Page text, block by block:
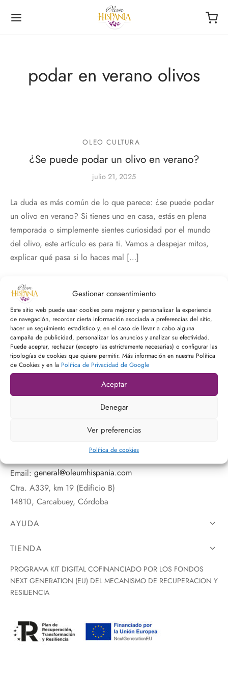
Gestionar consentimiento
Este sitio web puede usar cookies para mejorar y personalizar la experiencia
de navegación, recordar cierta información asociada a preferencias del sitio,
hacer un seguimiento estadístico y, en el caso de llevar a cabo alguna
campaña de publicidad, personalizar los anuncios y analizar su efectividad.
Puede aceptar, rechazar (excepto las estrictamente necesarias) o configurar las
tipologías de cookies que quiere permitir. Más información en nuestra Política
de Cookies y en la Política de Privacidad de Google
Aceptar
Denegar
Ver preferencias
Política de cookies
podar en verano olivos
OLEO CULTURA
¿Se puede podar un olivo en verano?
julio 21, 2025
La duda es más común de lo que parece: ¿se puede podar
un olivo en verano? Si tienes uno en casa, estás en plena
temporada o simplemente sientes curiosidad por el mundo
del olivo, este artículo es para ti. Vamos a despejar mitos,
explicar qué pasa si lo haces mal […]
Ver más
Email: general@oleumhispania.com
Ctra. A339, km 19 (Edificio B)
14810, Carcabuey, Córdoba
AYUDA
TIENDA
PROGRAMA KIT DIGITAL COFINANCIADO POR LOS FONDOS
NEXT GENERATION (EU) DEL MECANISMO DE RECUPERACION Y
RESILIENCIA
Única
Nature Premium